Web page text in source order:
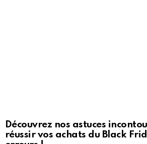
Découvrez nos astuces
réussir vos achats du Black